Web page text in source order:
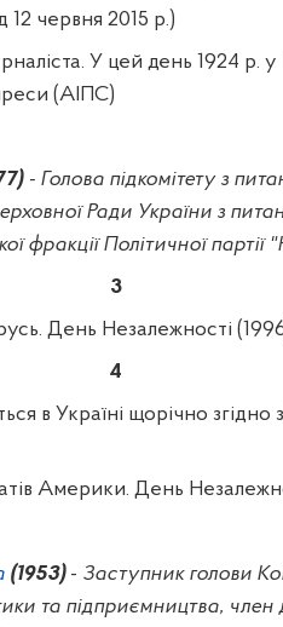
червня 2015 р.)
У цей день 1924 р.
(АІПС)
- Голова підкомітету з
Ради України з
фракції Політичної
3
День Незалежності
4
в Україні щорічно
Америки. День
(1953)- Заступник голови
та підприємництва, член